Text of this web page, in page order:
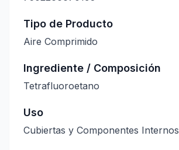
Tipo de Producto
Aire Comprimido
Ingrediente / Composición
Tetrafluoroetano
Uso
Cubiertas y Componentes Internos